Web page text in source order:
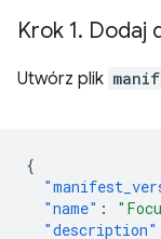
Krok 1. Dodaj
Utwórz plik
{
"name" :
"description"